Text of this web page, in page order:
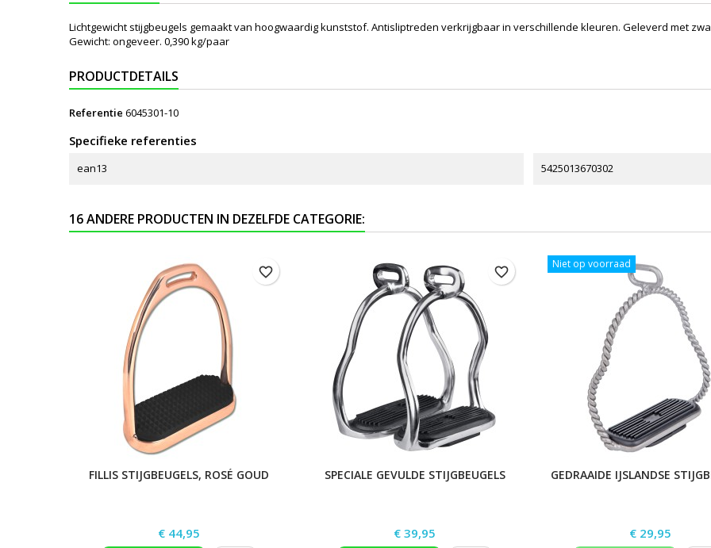
Lichtgewicht stijgbeugels gemaakt van hoogwaardig kunststof. Antisliptreden verkrijgbaar in verschillende kleuren. Geleverd met
Gewicht: ongeveer. 0,390 kg/paar
PRODUCTDETAILS
Referentie 6045301-10
Specifieke referenties
ean13 5425013670302
16 ANDERE PRODUCTEN IN DEZELFDE CATEGORIE:
FILLIS STIJGBEUGELS, ROSÉ GOUD
Prijs
€ 44,95
favorite_border
SPECIALE GEVULDE STIJGBEUGELS
Prijs
€ 39,95
favorite_border
Niet op voorraad
GEDRAAIDE IJSLANDSE
Prijs
€ 29,95